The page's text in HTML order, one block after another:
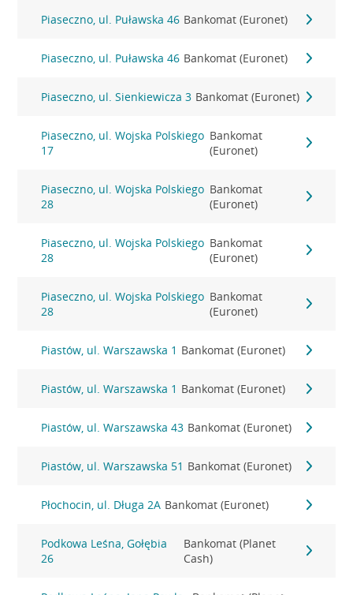
Piaseczno, ul. Puławska 46 Bankomat (Euronet)
Piaseczno, ul. Puławska 46 Bankomat (Euronet)
Piaseczno, ul. Sienkiewicza 3 Bankomat (Euronet)
Piaseczno, ul. Wojska Polskiego
17
Bankomat
(Euronet)
Piaseczno, ul. Wojska Polskiego
28
Bankomat
(Euronet)
Piaseczno, ul. Wojska Polskiego
28
Bankomat
(Euronet)
Piaseczno, ul. Wojska Polskiego
28
Bankomat
(Euronet)
Piastów, ul. Warszawska 1 Bankomat (Euronet)
Piastów, ul. Warszawska 1 Bankomat (Euronet)
Piastów, ul. Warszawska 43 Bankomat (Euronet)
Piastów, ul. Warszawska 51 Bankomat (Euronet)
Płochocin, ul. Długa 2A Bankomat (Euronet)
Podkowa Leśna, Gołębia
26
Bankomat (Planet
Cash)